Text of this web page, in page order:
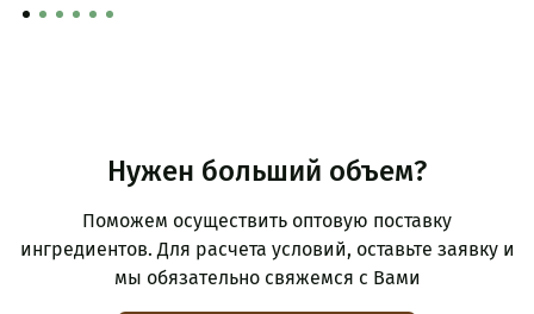
Нужен больший объем?
Поможем осуществить оптовую поставку
ингредиентов. Для расчета условий, оставьте заявку и
мы обязательно свяжемся с Вами